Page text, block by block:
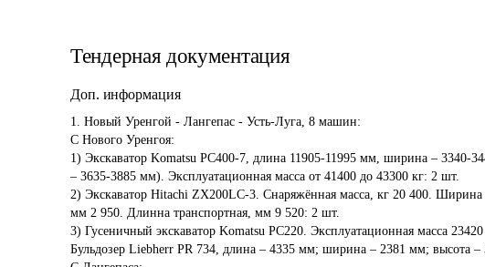
Тендерная документация
Доп. информация
1. Новый Уренгой - Лангепас - Усть-Луга, 8 машин:
С Нового Уренгоя:
1) Экскаватор Komatsu PC400-7, длина 11905-11995 мм, ширина – 3340-
– 3635-3885 мм). Эксплуатационная масса от 41400 до 43300 кг: 2 шт.
2) Экскаватор Hitachi ZX200LC-3. Снаряжённая масса, кг 20 400.
мм 2 950. Длинна транспортная, мм 9 520: 2 шт.
3) Гусеничный экскаватор Komatsu PC220. Эксплуатационная масса 23420 кг. Длина x
Бульдозер Liebherr PR 734, длина – 4335 мм; ширина – 2381 мм; высота